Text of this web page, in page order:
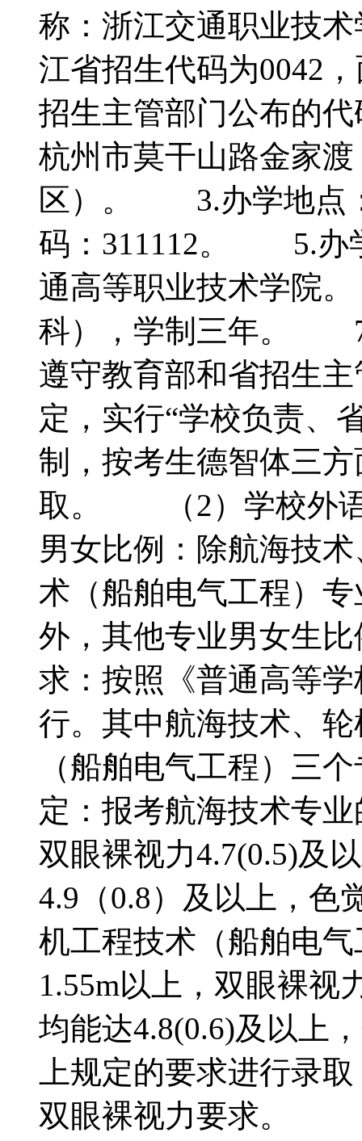
称：浙江交通职业技
江省招生代码为0042
招生主管部门公布的
杭州市莫干山路金家
区）。 3.办学地点
码：311112。 5.办
通高等职业技术学院
科），学制三年。
遵守教育部和省招生
定，实行“学校负责、
制，按考生德智体三
取。 （2）学校外
男女比例：除航海技
术（船舶电气工程）
外，其他专业男女生
求：按照《普通高等
行。其中航海技术、
（船舶电气工程）三
定：报考航海技术专
双眼裸视力4.7(0.5)及
4.9（0.8）及以上，色
机工程技术（船舶电
1.55m以上，双眼裸视
均能达4.8(0.6)及以上
上规定的要求进行录
双眼裸视力要求。